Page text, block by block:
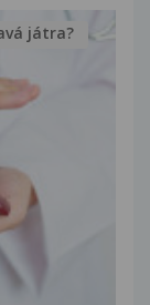
játra?